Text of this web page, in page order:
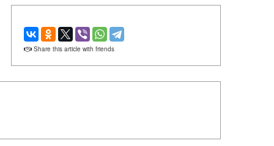
Share this article with friends